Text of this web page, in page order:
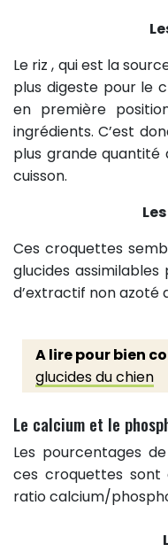
Le riz , qui est la
plus digeste pour le
en première
ingrédients. C’est
plus grande
cuisson.
Ces croquettes
glucides
d’extractif non azoté
A lire pour bien
glucides du chien
Le calcium et le
Les pourcentages
ces croquettes sont
ratio calcium/